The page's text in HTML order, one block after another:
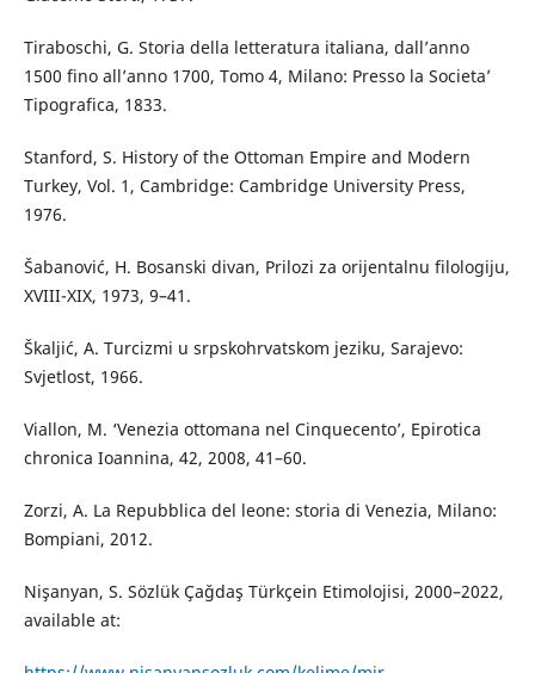
Tiraboschi, G. Storia della letteratura italiana, dall’anno
1500 fino all’anno 1700, Tomo 4, Milano: Presso la Societa’
Tipografica, 1833.
Stanford, S. History of the Ottoman Empire and Modern
Turkey, Vol. 1, Cambridge: Cambridge University Press,
1976.
Šabanović, H. Bosanski divan, Prilozi za orijentalnu filologiju,
XVIII-XIX, 1973, 9–41.
Škaljić, A. Turcizmi u srpskohrvatskom jeziku, Sarajevo:
Svjetlost, 1966.
Viallon, M. ‘Venezia ottomana nel Cinquecento’, Epirotica
chronica Ioannina, 42, 2008, 41–60.
Zorzi, A. La Repubblica del leone: storia di Venezia, Milano:
Bompiani, 2012.
Nişanyan, S. Sözlük Çaǧdaş Türkçein Etimolojisi, 2000–2022,
available at: